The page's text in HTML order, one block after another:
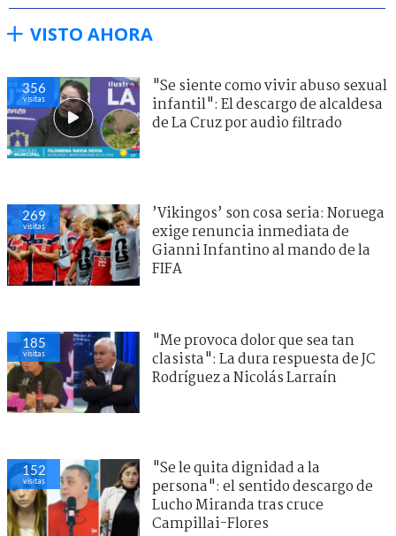
VISTO AHORA
356
visitas
"Se siente como vivir abuso sexual
infantil": El descargo de alcaldesa
de La Cruz por audio filtrado
269
visitas
’Vikingos’ son cosa seria: Noruega
exige renuncia inmediata de
Gianni Infantino al mando de la
FIFA
185
visitas
"Me provoca dolor que sea tan
clasista": La dura respuesta de JC
Rodríguez a Nicolás Larraín
152
visitas
"Se le quita dignidad a la
persona": el sentido descargo de
Lucho Miranda tras cruce
Campillai-Flores